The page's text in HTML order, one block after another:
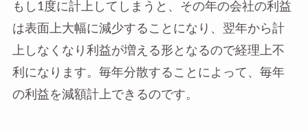
もし1度に計上してしまうと、その年の会社の利益
は表面上大幅に減少することになり、翌年から計
上しなくなり利益が増える形となるので経理上不
利になります。毎年分散することによって、毎年
の利益を減額計上できるのです。